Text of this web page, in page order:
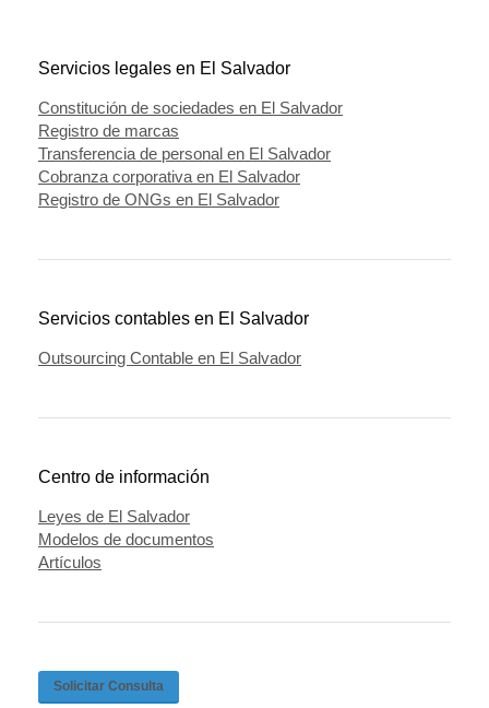
Servicios legales en El Salvador
Constitución de sociedades en El Salvador
Registro de marcas
Transferencia de personal en El Salvador
Cobranza corporativa en El Salvador
Registro de ONGs en El Salvador
Servicios contables en El Salvador
Outsourcing Contable en El Salvador
Centro de información
Leyes de El Salvador
Modelos de documentos
Artículos
Solicitar Consulta